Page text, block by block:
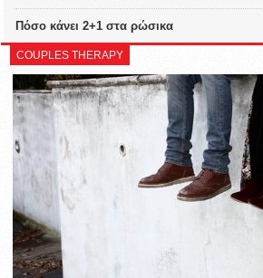
Πόσο κάνει 2+1 στα ρώσικα
COUPLES THERAPY